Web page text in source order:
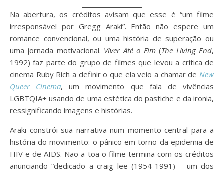
Na abertura, os créditos avisam que esse é “um filme
irresponsável por Gregg Araki”. Então não espere um
romance convencional, ou uma história de superação ou
uma jornada motivacional. Viver Até o Fim(The Living End,
1992) faz parte do grupo de filmes que levou a crítica de
cinema Ruby Rich a definir o que ela veio a chamar de New
Queer Cinema, um movimento que fala de vivências
LGBTQIA+ usando de uma estética do pastiche e da ironia,
ressignificando imagens e histórias.
Araki constrói sua narrativa num momento central para a
história do movimento: o pânico em torno da epidemia de
HIV e de AIDS. Não a toa o filme termina com os créditos
anunciando “dedicado a craig lee (1954-1991) – um dos